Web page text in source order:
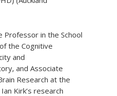
Professor in the School
the Cognitive
and
and Associate
Research at the
Kirk’s research